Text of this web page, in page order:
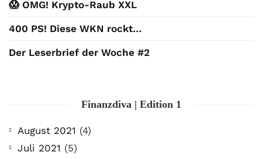
😱 OMG! Krypto-Raub XXL
400 PS! Diese WKN rockt…
Der Leserbrief der Woche #2
Finanzdiva | Edition 1
August 2021 (4)
Juli 2021 (5)